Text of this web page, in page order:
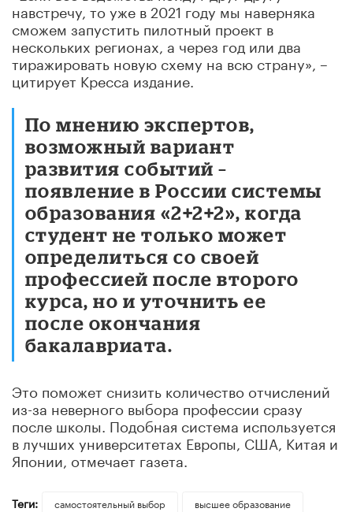
навстречу, то уже в 2021 году мы наверняка
сможем запустить пилотный проект в
нескольких регионах, а через год или два
тиражировать новую схему на всю страну», –
цитирует Кресса издание.
По мнению экспертов,
возможный вариант
развития событий –
появление в России системы
образования «2+2+2», когда
студент не только может
определиться со своей
профессией после второго
курса, но и уточнить ее
после окончания
бакалавриата.
Это поможет снизить количество отчислений
из-за неверного выбора профессии сразу
после школы. Подобная система используется
в лучших университетах Европы, США, Китая и
Японии, отмечает газета.
Теги: самостоятельный выбор
высшее образование